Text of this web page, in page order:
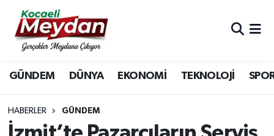
GÜNDEM DÜNYA EKONOMİ TEKNOLOJİ
HABERLER GÜNDEM
Nöbetçi Eczaneler
Hava Durumu
Trafik Durumu